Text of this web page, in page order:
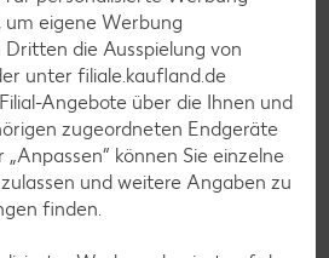
eigene Werbung
die Ausspielung von
unter filiale.kaufland.de
Angebote über die Ihnen und
zugeordneten Endgeräte
können Sie einzelne
und weitere Angaben zu
finden.